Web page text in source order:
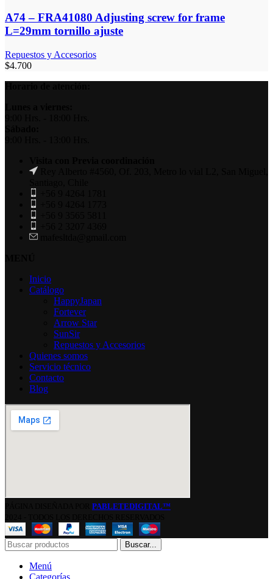
A74 – FRA41080 Adjusting screw for frame
L=29mm tornillo ajuste
Repuestos y Accesorios
$4.700
Inicio
Catálogo
HappyJapan
Fortever
Arrow Star
SunSir
Repuestos y Accesorios
Quienes somos
Servicio técnico
Contacto
Blog
PABLETEDIGITAL™
Buscar...
Menú
Categorías